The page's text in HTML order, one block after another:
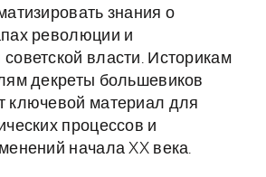
знания о
революции и
власти. Историкам
декреты большевиков
ключевой материал для
процессов и
начала XX века.